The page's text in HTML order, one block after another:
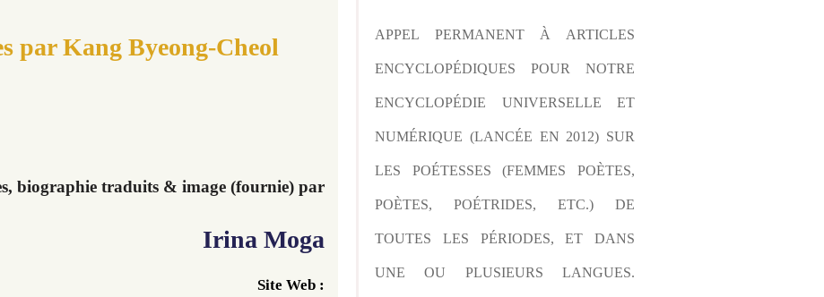
par Kang Byeong-Cheol
biographie traduits & image (fournie) par
Irina Moga
Site Web :
APPEL PERMANENT À ARTICLES
ENCYCLOPÉDIQUES POUR NOTRE
ENCYCLOPÉDIE UNIVERSELLE ET
NUMÉRIQUE (LANCÉE EN 2012) SUR
LES POÉTESSES (FEMMES POÈTES,
POÈTES, POÉTRIDES, ETC.) DE
TOUTES LES PÉRIODES, ET DANS
UNE OU PLUSIEURS LANGUES.